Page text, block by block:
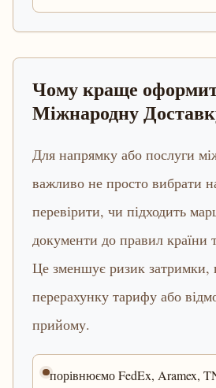
Чому краще
Міжнародну
Для напрямку або послуги
важливо не просто вибрати
перевірити, чи підходить
документи до правил країни
Це зменшує ризик затримки,
перерахунку тарифу або
прийому.
порівнюємо FedEx, Aramex,